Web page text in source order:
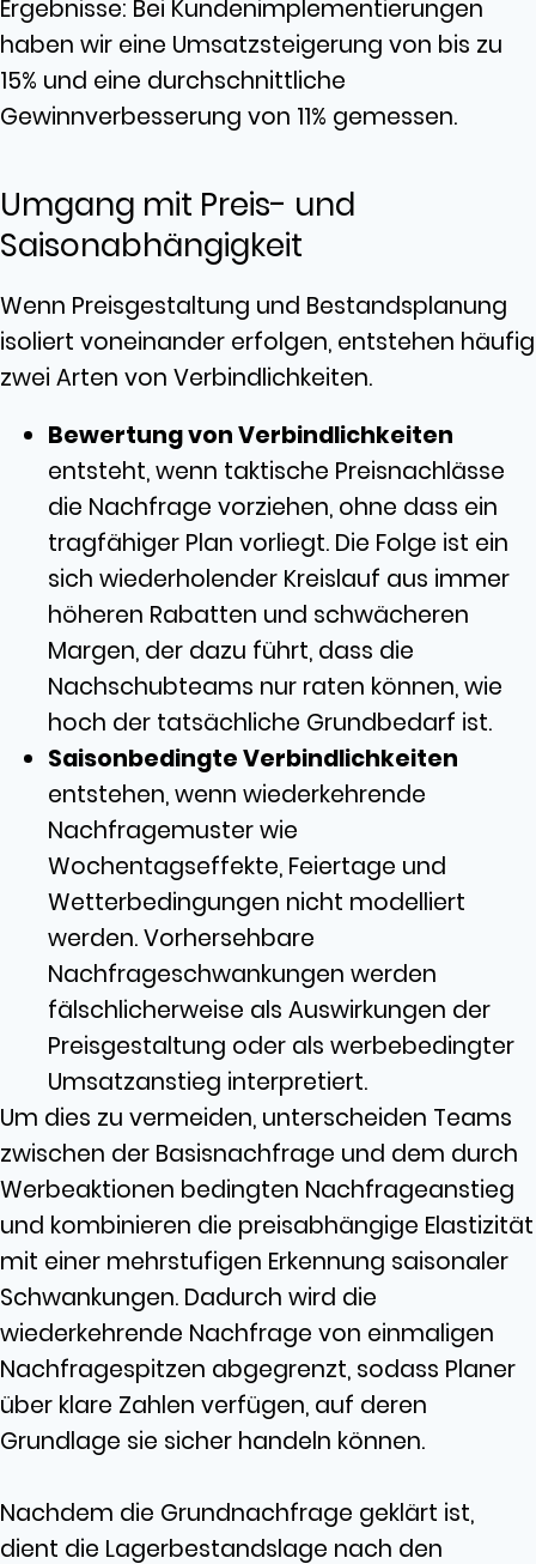
Ergebnisse: Bei Kundenimplementierungen
haben wir eine Umsatzsteigerung von bis zu
15% und eine durchschnittliche
Gewinnverbesserung von 11% gemessen.
Umgang mit Preis- und
Saisonabhängigkeit
Wenn Preisgestaltung und Bestandsplanung
isoliert voneinander erfolgen, entstehen häufig
zwei Arten von Verbindlichkeiten.
Bewertung von Verbindlichkeiten
entsteht, wenn taktische Preisnachlässe
die Nachfrage vorziehen, ohne dass ein
tragfähiger Plan vorliegt. Die Folge ist ein
sich wiederholender Kreislauf aus immer
höheren Rabatten und schwächeren
Margen, der dazu führt, dass die
Nachschubteams nur raten können, wie
hoch der tatsächliche Grundbedarf ist.
Saisonbedingte Verbindlichkeiten
entstehen, wenn wiederkehrende
Nachfragemuster wie
Wochentagseffekte, Feiertage und
Wetterbedingungen nicht modelliert
werden. Vorhersehbare
Nachfrageschwankungen werden
fälschlicherweise als Auswirkungen der
Preisgestaltung oder als werbebedingter
Umsatzanstieg interpretiert.
Um dies zu vermeiden, unterscheiden Teams
zwischen der Basisnachfrage und dem durch
Werbeaktionen bedingten Nachfrageanstieg
und kombinieren die preisabhängige Elastizität
mit einer mehrstufigen Erkennung saisonaler
Schwankungen. Dadurch wird die
wiederkehrende Nachfrage von einmaligen
Nachfragespitzen abgegrenzt, sodass Planer
über klare Zahlen verfügen, auf deren
Grundlage sie sicher handeln können.
Nachdem die Grundnachfrage geklärt ist,
dient die Lagerbestandslage nach den